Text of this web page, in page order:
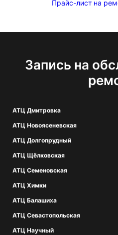
Прайс-лист на
Запись на
АТЦ Дмитровка
АТЦ Новоясеневская
АТЦ Долгопрудный
АТЦ Щёлковская
АТЦ Семеновская
АТЦ Химки
АТЦ Балашиха
АТЦ Севастопольская
АТЦ Научный